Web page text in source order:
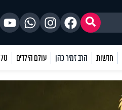
חדשות הרב זמיר כהן עולם הילדים 70 שאלות